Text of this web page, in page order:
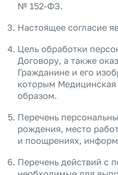
№ 152-ФЗ.
Настоящее согласие
Цель обработки
Договору, а также
Гражданине и его
которым Медицинская
образом.
Перечень
рождения, место
и поощрениях,
Перечень действий с